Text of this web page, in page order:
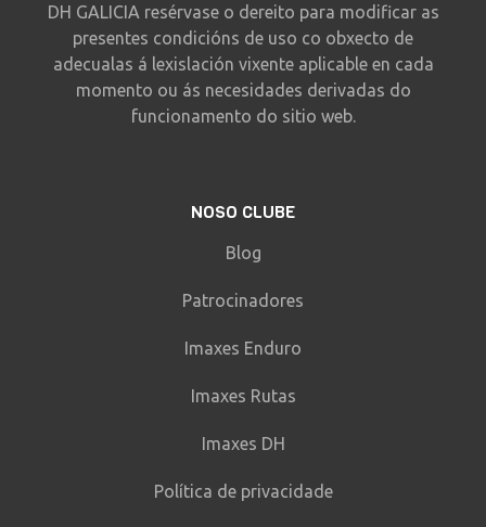
DH GALICIA resérvase o dereito para modificar as
presentes condicións de uso co obxecto de
adecualas á lexislación vixente aplicable en cada
momento ou ás necesidades derivadas do
funcionamento do sitio web.
NOSO CLUBE
Blog
Patrocinadores
Imaxes Enduro
Imaxes Rutas
Imaxes DH
Política de privacidade